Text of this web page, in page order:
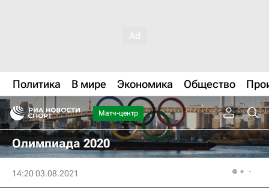
Политика В мире Экономика Общество
Матч-центр
Олимпиада 2020
14:20 03.08.2021